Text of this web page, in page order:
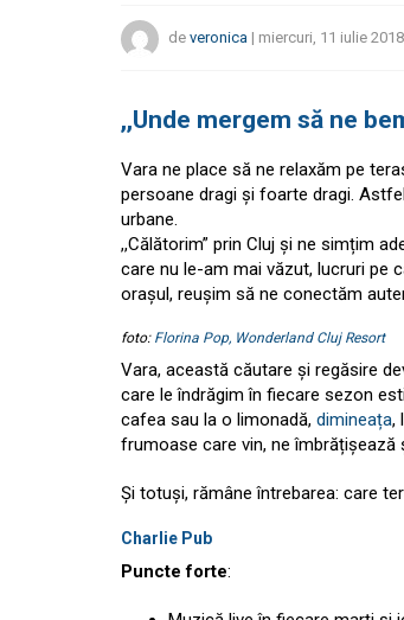
de veronica | miercuri, 11 iulie 2018
,,Unde mergem să ne
Vara ne place să ne relaxăm pe
persoane dragi și foarte dragi.
urbane.
,,Călătorim” prin Cluj și ne simțim
care nu le-am mai văzut, lucruri pe
orașul, reușim să ne conectăm
foto:Florina Pop, Wonderland Cluj Resort
Vara, această căutare și regăsire
care le îndrăgim în fiecare sezon
cafea sau la o limonadă, dimineața,
frumoase care vin, ne îmbrățișează
Și totuși, rămâne întrebarea: care
Charlie Pub
Puncte forte: